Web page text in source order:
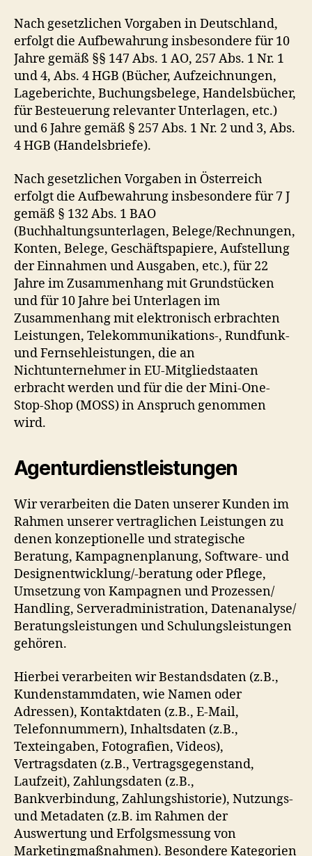
Nach gesetzlichen Vorgaben in Deutschland,
erfolgt die Aufbewahrung insbesondere für 10
Jahre gemäß §§ 147 Abs. 1 AO, 257 Abs. 1 Nr. 1
und 4, Abs. 4 HGB (Bücher, Aufzeichnungen,
Lageberichte, Buchungsbelege, Handelsbücher,
für Besteuerung relevanter Unterlagen, etc.)
und 6 Jahre gemäß § 257 Abs. 1 Nr. 2 und 3, Abs.
4 HGB (Handelsbriefe).
Nach gesetzlichen Vorgaben in Österreich
erfolgt die Aufbewahrung insbesondere für 7 J
gemäß § 132 Abs. 1 BAO
(Buchhaltungsunterlagen, Belege/Rechnungen,
Konten, Belege, Geschäftspapiere, Aufstellung
der Einnahmen und Ausgaben, etc.), für 22
Jahre im Zusammenhang mit Grundstücken
und für 10 Jahre bei Unterlagen im
Zusammenhang mit elektronisch erbrachten
Leistungen, Telekommunikations-, Rundfunk-
und Fernsehleistungen, die an
Nichtunternehmer in EU-Mitgliedstaaten
erbracht werden und für die der Mini-One-
Stop-Shop (MOSS) in Anspruch genommen
wird.
Agenturdienstleistungen
Wir verarbeiten die Daten unserer Kunden im
Rahmen unserer vertraglichen Leistungen zu
denen konzeptionelle und strategische
Beratung, Kampagnenplanung, Software- und
Designentwicklung/-beratung oder Pflege,
Umsetzung von Kampagnen und Prozessen/
Handling, Serveradministration, Datenanalyse/
Beratungsleistungen und Schulungsleistungen
gehören.
Hierbei verarbeiten wir Bestandsdaten (z.B.,
Kundenstammdaten, wie Namen oder
Adressen), Kontaktdaten (z.B., E-Mail,
Telefonnummern), Inhaltsdaten (z.B.,
Texteingaben, Fotografien, Videos),
Vertragsdaten (z.B., Vertragsgegenstand,
Laufzeit), Zahlungsdaten (z.B.,
Bankverbindung, Zahlungshistorie), Nutzungs-
und Metadaten (z.B. im Rahmen der
Auswertung und Erfolgsmessung von
Marketingmaßnahmen). Besondere Kategorien